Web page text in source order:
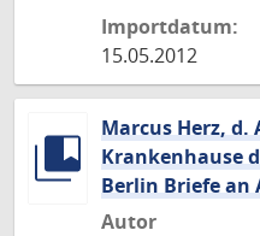
Importdatum:
15.05.2012
Marcus Herz, d.
Krankenhause
Berlin Briefe an
Autor